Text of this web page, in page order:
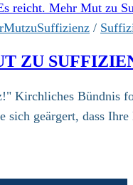
/
ZU
Kirchliches Bündnis
geärgert, dass